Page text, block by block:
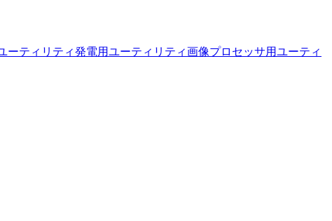
ーティリティ発電用ユーティリティ画像プロセッサ用ユーティ